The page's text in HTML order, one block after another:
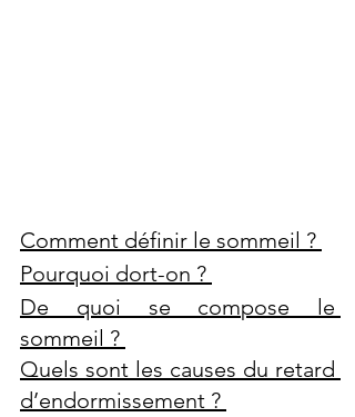
Comment définir le sommeil ?
Pourquoi dort-on ?
De quoi se compose le
sommeil ?
Quels sont les causes du retard
d’endormissement ?